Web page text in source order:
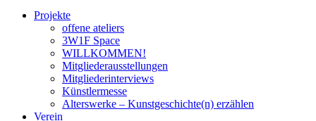
Projekte
offene ateliers
3W1F Space
WILLKOMMEN!
Mitgliederausstellungen
Mitgliederinterviews
Künstlermesse
Alterswerke – Kunstgeschichte(n) erzählen
Verein